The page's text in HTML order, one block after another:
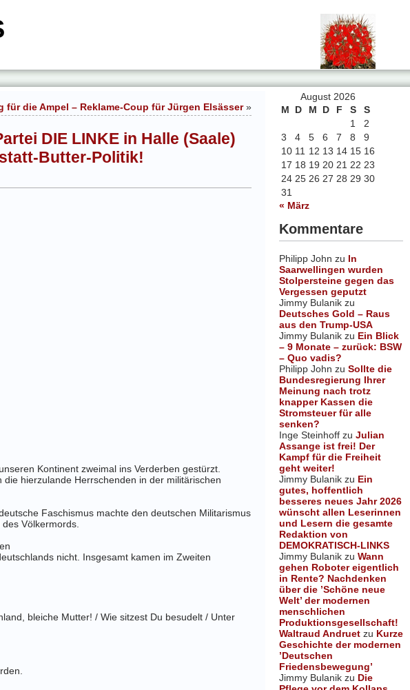
August 2026
M
D M D F S
S
1
2
3
4 5 6 7 8
9
10 11 12 13 14 15 16
17 18 19 20 21 22 23
24 25 26 27 28 29 30
31
« März
Kommentare
Philipp John zu In
Saarwellingen wurden
Stolpersteine gegen das
Vergessen geputzt
Jimmy Bulanik zu
Deutsches Gold – Raus
aus den Trump-USA
Jimmy Bulanik zu Ein Blick
– 9 Monate – zurück: BSW
– Quo vadis?
Philipp John zu Sollte die
Bundesregierung Ihrer
Meinung nach trotz
knapper Kassen die
Stromsteuer für alle
senken?
Inge Steinhoff zu Julian
Assange ist frei! Der
Kampf für die Freiheit
geht weiter!
Jimmy Bulanik zu Ein
gutes, hoffentlich
besseres neues Jahr 2026
wünscht allen Leserinnen
und Lesern die gesamte
Redaktion von
DEMOKRATISCH-LINKS
Jimmy Bulanik zu Wann
gehen Roboter eigentlich
in Rente? Nachdenken
über die ’Schöne neue
Welt’ der modernen
menschlichen
Produktionsgesellschaft!
Waltraud Andruet zu Kurze
Geschichte der modernen
’Deutschen
Friedensbewegung’
Jimmy Bulanik zu Die
für die Ampel – Reklame-Coup für Jürgen Elsässer»
DIE LINKE in Halle (Saale)
Butter-Politik!
Kontinent zweimal ins Verderben gestürzt.
die hierzulande Herrschenden in der militärischen
Faschismus machte den deutschen Militarismus
Völkermords.
nicht. Insgesamt kamen im Zweiten
bleiche Mutter! / Wie sitzest Du besudelt / Unter